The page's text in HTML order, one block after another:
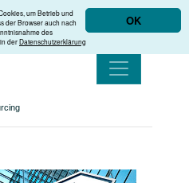
OK
um Betrieb und
der Browser auch nach
des
derDatenschutzerklärung